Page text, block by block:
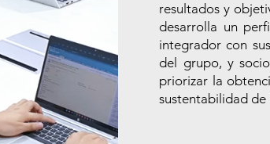
resultados y
desarrolla un
integrador con
del grupo, y
priorizar la
sustentabilidad de